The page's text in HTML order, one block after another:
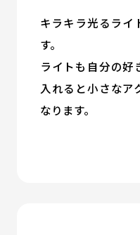
キラキラ光るライ
す。
ライトも自分の好
入れると小さなア
なります。